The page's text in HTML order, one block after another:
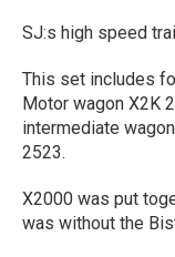
SJ:s high speed
This set includes
Motor wagon X2K
intermediate
2523.
X2000 was put
was without the